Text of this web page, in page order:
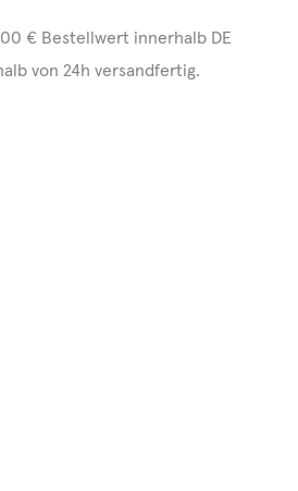
€ Bestellwert innerhalb DE
von 24h versandfertig.